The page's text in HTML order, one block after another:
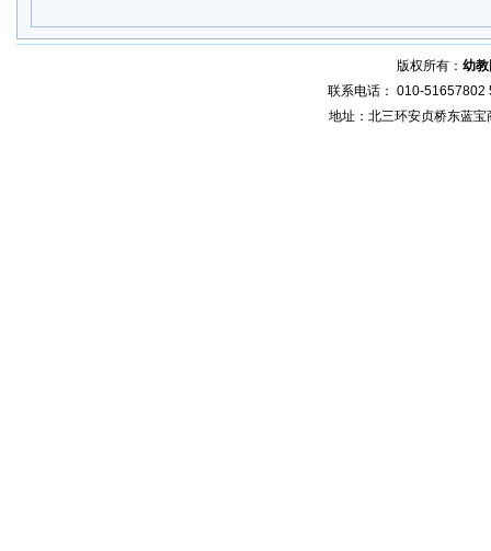
版权所有： 幼教
联系电话： 010-
地址：北三环安贞桥东蓝